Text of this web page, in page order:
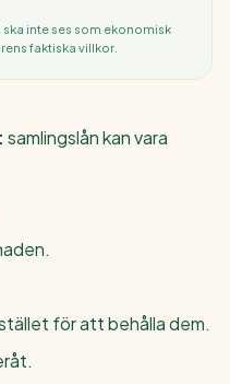
inte ses som ekonomisk
faktiska villkor.
samlingslån kan vara
för att behålla dem.